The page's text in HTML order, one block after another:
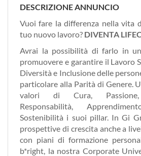
DESCRIZIONE ANNUNCIO
Vuoi fare la differenza nella vita
tuo nuovo lavoro? DIVENTA
Avrai la possibilità di farlo in
promuovere e garantire il Lavoro
Diversità e Inclusione delle
particolare alla Parità di Genere.
valori di Cura, Passione,
Responsabilità,
Sostenibilità i suoi pillar. In Gi
prospettive di crescita anche a
con piani di formazione
b*right, la nostra Corporate